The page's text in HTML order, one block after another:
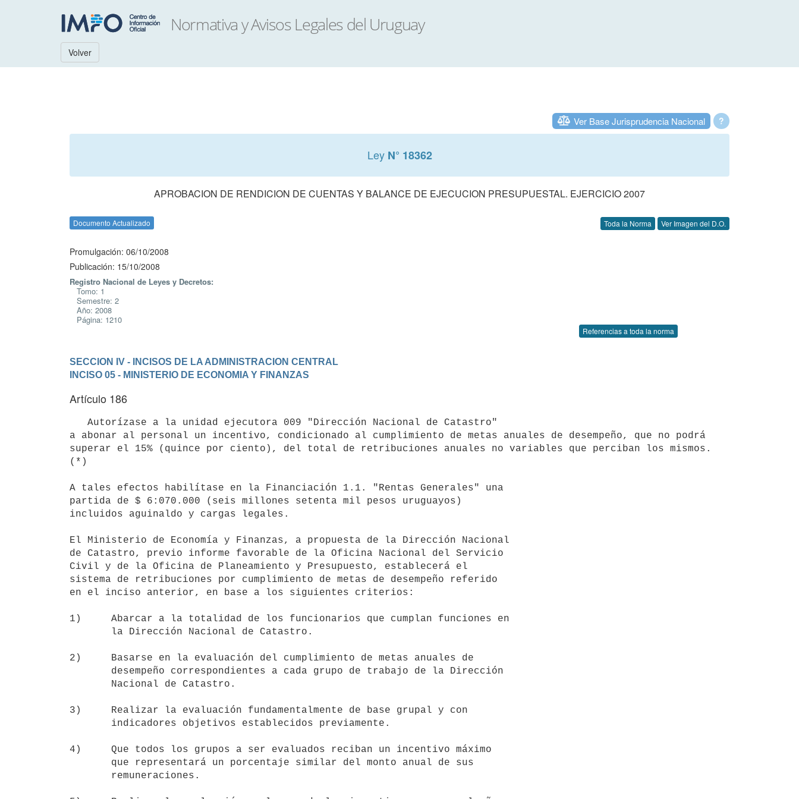
Volver
?
Ver Base Jurisprudencia Nacional
Ley N° 18362
APROBACION DE RENDICION DE CUENTAS Y BALANCE DE EJECUCION PRESUPUESTAL. EJERCICIO 2007
Documento Actualizado Toda la Norma Ver Imagen del D.O.
Promulgación: 06/10/2008
Publicación: 15/10/2008
Registro Nacional de Leyes y Decretos:
Tomo: 1
Semestre: 2
Año: 2008
Página: 1210
Referencias a toda la norma
SECCION IV - INCISOS DE LA ADMINISTRACION CENTRAL
INCISO 05 - MINISTERIO DE ECONOMIA Y FINANZAS
Artículo 186
a abonar al personal un incentivo, condicionado al cumplimiento de metas anuales de desempeño, que no podrá
superar el 15% (quince por ciento), del total de retribuciones anuales no variables que perciban los mismos.
(*)
A tales efectos habilítase en la Financiación 1.1. "Rentas Generales" una
partida de $ 6:070.000 (seis millones setenta mil pesos uruguayos)
incluidos aguinaldo y cargas legales.
El Ministerio de Economía y Finanzas, a propuesta de la Dirección Nacional
de Catastro, previo informe favorable de la Oficina Nacional del Servicio
Civil y de la Oficina de Planeamiento y Presupuesto, establecerá el
sistema de retribuciones por cumplimiento de metas de desempeño referido
en el inciso anterior, en base a los siguientes criterios:
1)     Abarcar a la totalidad de los funcionarios que cumplan funciones en
2)     Basarse en la evaluación del cumplimiento de metas anuales de
3)     Realizar la evaluación fundamentalmente de base grupal y con
4)     Que todos los grupos a ser evaluados reciban un incentivo máximo